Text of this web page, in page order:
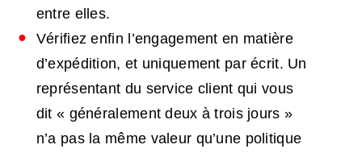
entre elles.
Vérifiez enfin l’engagement en matière
d’expédition, et uniquement par écrit. Un
représentant du service client qui vous
dit « généralement deux à trois jours »
n’a pas la même valeur qu’une politique